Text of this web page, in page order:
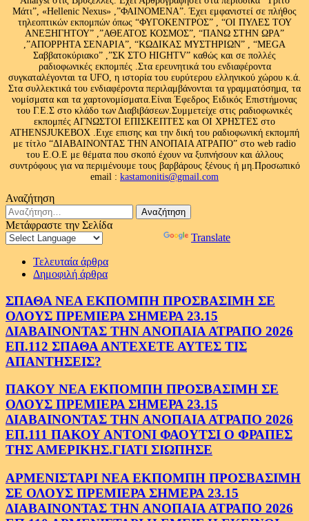
Μάτι”, «Hellenic Nexus» ,”ΦΑΙΝΟΜΕΝΑ”. Έχει εμφανιστεί σε πλήθος
τηλεοπτικών εκπομπών όπως “ΦΥΓΟΚΕΝΤΡΟΣ” , “ΟΙ ΠΥΛΕΣ ΤΟΥ
ΑΝΕΞΗΓΗΤΟΥ” ,”ΑΘΕΑΤΟΣ ΚΟΣΜΟΣ”, “ΠΑΝΩ ΣΤΗΝ ΩΡΑ”
,”ΑΠΟΡΡΗΤΑ ΣΕΝΑΡΙΑ”, “ΚΩΔΙΚΑΣ ΜΥΣΤΗΡΙΩΝ” , “MEGA
Σαββατοκύριακο” ,”ΣΚ ΣΤΟ HIGHTV” καθώς και σε πολλές
ραδιοφωνικές εκπομπές .Στα ερευνητικά του ενδιαφέροντα
συγκαταλέγονται τα UFO, η ιστορία του ευρύτερου ελληνικού χώρου κ.ά.
Στα συλλεκτικά του ενδιαφέροντα περιλαμβάνονται τα γραμματόσημα, τα
νομίσματα και τα χαρτονομίσματα.Είναι Έφεδρος Ειδικός Επιστήμονας
του Γ.Ε.Σ στο κλάδο των Διαβιβάσεων.Συμμετείχε στις ραδιοφωνικές
εκπομπές ΑΓΝΩΣΤΟΙ ΕΠΙΣΚΕΠΤΕΣ και ΟΙ ΧΡΗΣΤΕΣ στο
ATHENSJUKEBOX .Ειχε επισης και την δική του ραδιοφωνική εκπομπή
με τίτλο “ΔΙΑΒΑΙΝΟΝΤΑΣ ΤΗΝ ΑΝΟΠΑΙΑ ΑΤΡΑΠΟ” στο web radio
του Ε.Ο.Ε με θέματα που σκοπό έχουν να ξυπνήσουν και άλλους
συντρόφους για να περιμένουμε τους βαρβάρους ξένους ή μη.Προσωπικό
email : kastamonitis@gmail.com
Αναζήτηση
Αναζήτηση
για:
Μετάφραστε την Σελίδα
Translate
Τελευταία άρθρα
Δημοφιλή άρθρα
ΣΠΑΘΑ ΝΕΑ ΕΚΠΟΜΠΗ ΠΡΟΣΒΑΣΙΜΗ ΣΕ
ΟΛΟΥΣ ΠΡΕΜΙΕΡΑ ΣΗΜΕΡΑ 23.15
ΔΙΑΒΑΙΝΟΝΤΑΣ ΤΗΝ ΑΝΟΠΑΙΑ ΑΤΡΑΠΟ 2026
ΕΠ.112 ΣΠΑΘΑ ΑΝΤΕΧΕΤΕ ΑΥΤΕΣ ΤΙΣ
ΑΠΑΝΤΗΣΕΙΣ?
ΠΑΚΟΥ ΝΕΑ ΕΚΠΟΜΠΗ ΠΡΟΣΒΑΣΙΜΗ ΣΕ
ΟΛΟΥΣ ΠΡΕΜΙΕΡΑ ΣΗΜΕΡΑ 23.15
ΔΙΑΒΑΙΝΟΝΤΑΣ ΤΗΝ ΑΝΟΠΑΙΑ ΑΤΡΑΠΟ 2026
ΕΠ.111 ΠΑΚΟΥ ΑΝΤΟΝΙ ΦΑΟΥΤΣΙ Ο ΦΡΑΠΕΣ
ΤΗΣ ΑΜΕΡΙΚΗΣ.ΓΙΑΤΙ ΣΙΩΠΗΣΕ
ΑΡΜΕΝΙΣΤΑΡΙ ΝΕΑ ΕΚΠΟΜΠΗ ΠΡΟΣΒΑΣΙΜΗ
ΣΕ ΟΛΟΥΣ ΠΡΕΜΙΕΡΑ ΣΗΜΕΡΑ 23.15
ΔΙΑΒΑΙΝΟΝΤΑΣ ΤΗΝ ΑΝΟΠΑΙΑ ΑΤΡΑΠΟ 2026